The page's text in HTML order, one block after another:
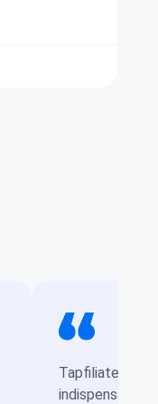
Tapfiliate has
indispensable